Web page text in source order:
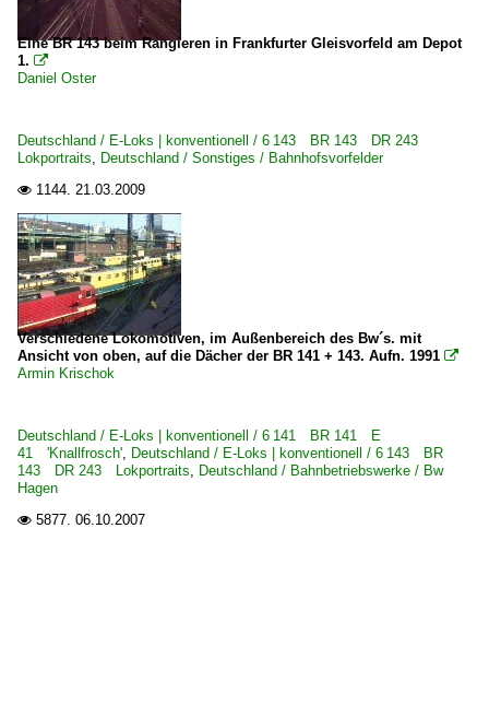
Eine BR 143 beim Rangieren in Frankfurter Gleisvorfeld am Depot
1. 
Daniel Oster
Deutschland / E-Loks | konventionell / 6 143 BR 143 DR 243
Lokportraits, Deutschland / Sonstiges / Bahnhofsvorfelder
 1144. 21.03.2009
Verschiedene Lokomotiven, im Außenbereich des Bw´s. mit
Ansicht von oben, auf die Dächer der BR 141 + 143. Aufn. 1991 
Armin Krischok
Deutschland / E-Loks | konventionell / 6 141 BR 141 E
41 'Knallfrosch', Deutschland / E-Loks | konventionell / 6 143 BR
143 DR 243 Lokportraits, Deutschland / Bahnbetriebswerke / Bw
Hagen
 5877. 06.10.2007